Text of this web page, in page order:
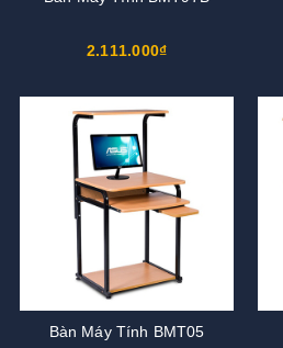
2.111.000₫
Bàn Máy Tính BMT05